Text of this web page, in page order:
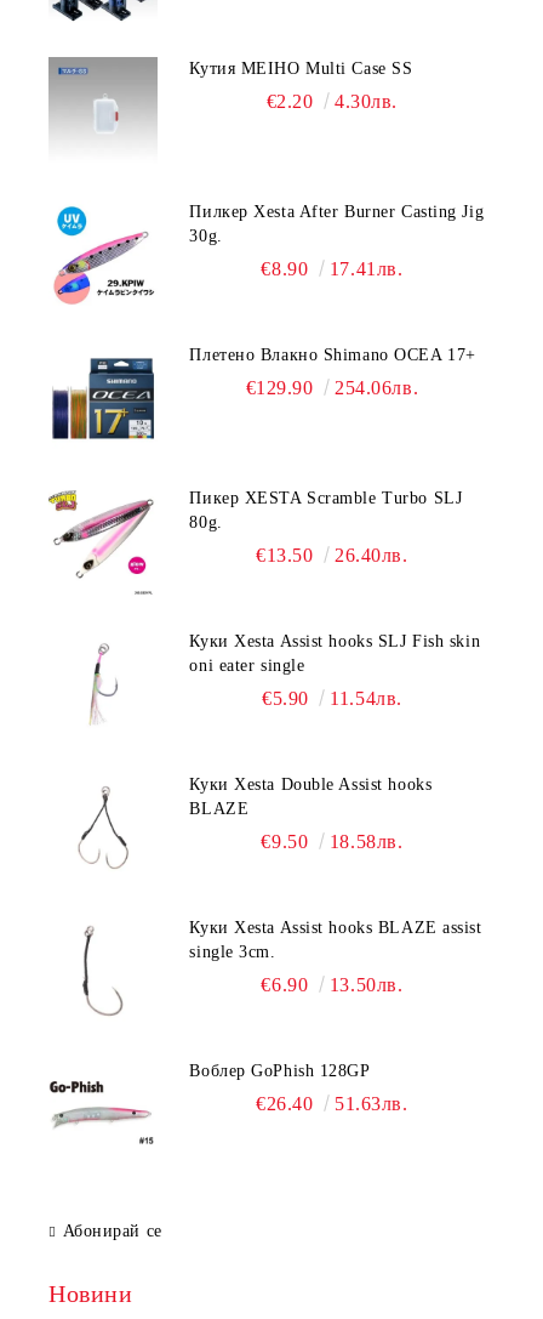
Кутия MEIHO Multi Case SS
€2.20 4.30лв.
Пилкер Xesta After Burner Casting Jig
30g.
€8.90 17.41лв.
Плетено Влакно Shimano OCEA 17+
€129.90 254.06лв.
Пикер XESTA Scramble Turbo SLJ
80g.
€13.50 26.40лв.
Куки Xesta Assist hooks SLJ Fish skin
oni eater single
€5.90 11.54лв.
Куки Xesta Double Assist hooks
BLAZE
€9.50 18.58лв.
Куки Xesta Assist hooks BLAZE assist
single 3cm.
€6.90 13.50лв.
Воблер GoPhish 128GP
€26.40 51.63лв.
Абонирай се
Новини